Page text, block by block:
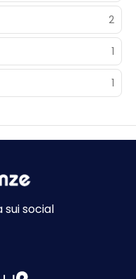
2
1
1
sui social